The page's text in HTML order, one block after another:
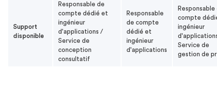
Support
disponible
Responsable de
compte dédié et
ingénieur
d'applications /
Service de
conception
consultatif
Responsable
de compte
dédié et
ingénieur
d'applications
Responsable
compte
ingénieur
Service de
gestion de